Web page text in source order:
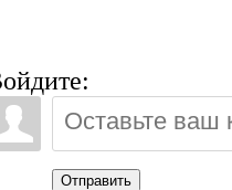
Отправить